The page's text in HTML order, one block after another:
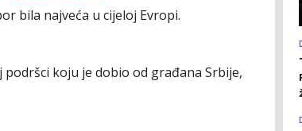
bila najveća u cijeloj Evropi.
koju je dobio od građana Srbije,